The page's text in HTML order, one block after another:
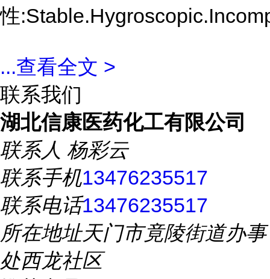
性
...查看全文 >
联系我们
湖北信康医药化工有限公司
联系人 杨彩云
联系手机13476235517
联系电话13476235517
所在地址天门市竟陵街道办事
处西龙社区